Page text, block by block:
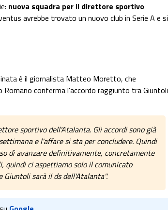
nuova squadra per il direttore sportivo
avrebbe trovato un nuovo club in Serie A e si
è il giornalista Matteo Moretto, che
Romano conferma l'accordo raggiunto tra Giuntoli
sportivo dell'Atalanta. Gli accordi sono già
e l'affare si sta per concludere. Quindi
di avanzare definitivamente, concretamente
quindi ci aspettiamo solo il comunicato
Giuntoli sarà il ds dell'Atalanta".